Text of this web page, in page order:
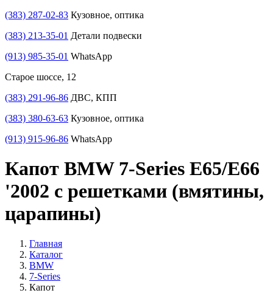
(383) 287-02-83 Кузовное, оптика
(383) 213-35-01 Детали подвески
(913) 985-35-01 WhatsApp
Старое шоссе, 12
(383) 291-96-86 ДВС, КПП
(383) 380-63-63 Кузовное, оптика
(913) 915-96-86 WhatsApp
Капот BMW 7-Series E65/E66
'2002 с решетками (вмятины,
царапины)
Главная
Каталог
BMW
7-Series
Капот